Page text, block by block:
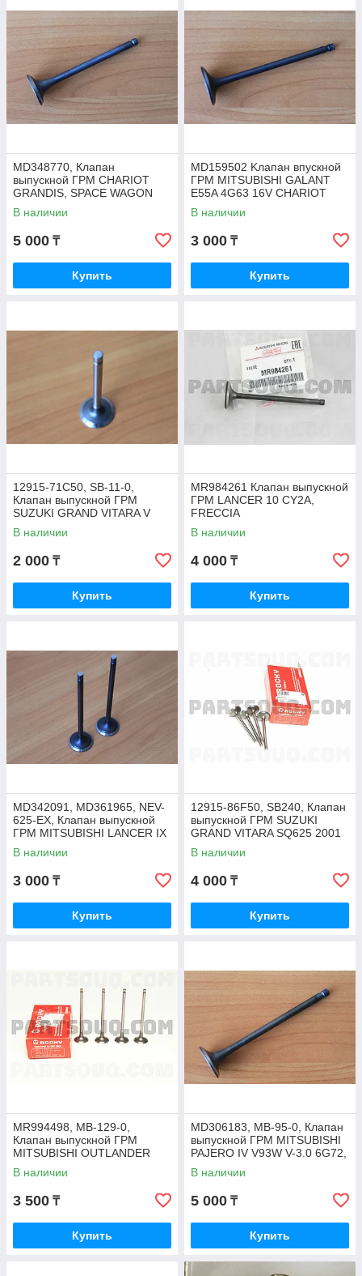
MD348770, Клапан
выпускной ГРМ CHARIOT
GRANDIS, SPACE WAGON
N84W, N94W V-2.4 4G64 GDI,
JAPAN
В наличии
5 000 ₸
Купить
MD159502 Kлапан впускной
ГРМ MITSUBISHI GALANT
E55A 4G63 16V CHARIOT
N43W
В наличии
3 000 ₸
Купить
12915-71C50, SB-11-0,
Клапан выпускной ГРМ
SUZUKI GRAND VITARA V
-1.6 16 VALVES, BALENO
G16A, ROCKY JAPAN
В наличии
2 000 ₸
Купить
MR984261 Клапан выпускной
ГРМ LANCER 10 CY2A,
FRECCIA
В наличии
4 000 ₸
Купить
MD342091, MD361965, NEV-
625-EX, Клапан выпускной
ГРМ MITSUBISHI LANCER IX
CS1A V-1.3 4G13 16V,
NIPPON MOTORS
В наличии
3 000 ₸
Купить
12915-86F50, SB240, Клапан
выпускной ГРМ SUZUKI
GRAND VITARA SQ625 2001
H25A, JB627 H27A 1998-
2003, ROCKY
В наличии
4 000 ₸
Купить
MR994498, MB-129-0,
Клапан выпускной ГРМ
MITSUBISHI OUTLANDER
CU5W, GALANT DJ1A V-2.4
4G69, ROCKY JAPAN
В наличии
3 500 ₸
Купить
MD306183, MB-95-0, Клапан
выпускной ГРМ MITSUBISHI
PAJERO IV V93W V-3.0 6G72,
ROCKY JAPAN
В наличии
5 000 ₸
Купить